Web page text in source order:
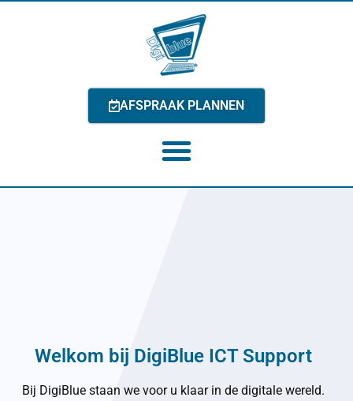
AFSPRAAK PLANNEN
Welkom bij DigiBlue ICT Support
Bij DigiBlue staan we voor u klaar in de digitale wereld.